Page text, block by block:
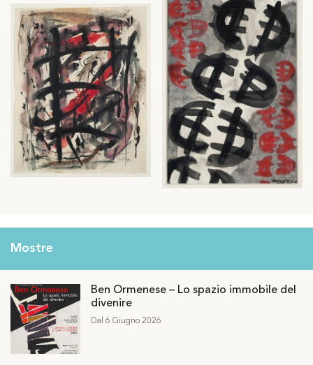
Mostre
Ben Ormenese – Lo spazio immobile del
divenire
Dal 6 Giugno 2026